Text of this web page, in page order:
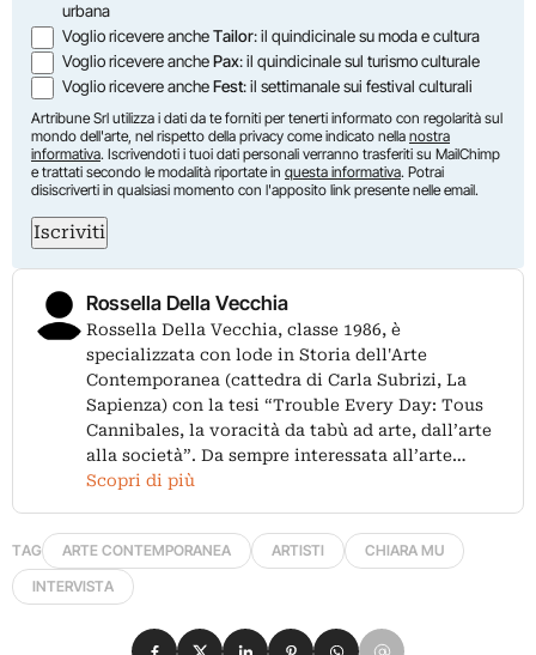
urbana
Voglio ricevere ancheTailor: il quindicinale su moda e cultura
Voglio ricevere anchePax: il quindicinale sul turismo culturale
Voglio ricevere ancheFest: il settimanale sui festival culturali
Artribune Srl utilizza i dati da te forniti per tenerti informato con regolarità sul
mondo dell'arte, nel rispetto della privacy come indicato nella nostra
informativa. Iscrivendoti i tuoi dati personali verranno trasferiti su MailChimp
e trattati secondo le modalità riportate in questa informativa. Potrai
disiscriverti in qualsiasi momento con l'apposito link presente nelle email.
Iscriviti
Rossella Della Vecchia
Rossella Della Vecchia, classe 1986, è
specializzata con lode in Storia dell'Arte
Contemporanea (cattedra di Carla Subrizi, La
Sapienza) con la tesi “Trouble Every Day: Tous
Cannibales, la voracità da tabù ad arte, dall’arte
alla società”. Da sempre interessata all’arte…
Scopri di più
TAG ARTE CONTEMPORANEA ARTISTI
CHIARA MU
INTERVISTA
Condividi su Facebook
Condividi su X
Condividi su LinkedIn
Condividi su Pinterest
Condividi su WhatsApp
Condividi su Email